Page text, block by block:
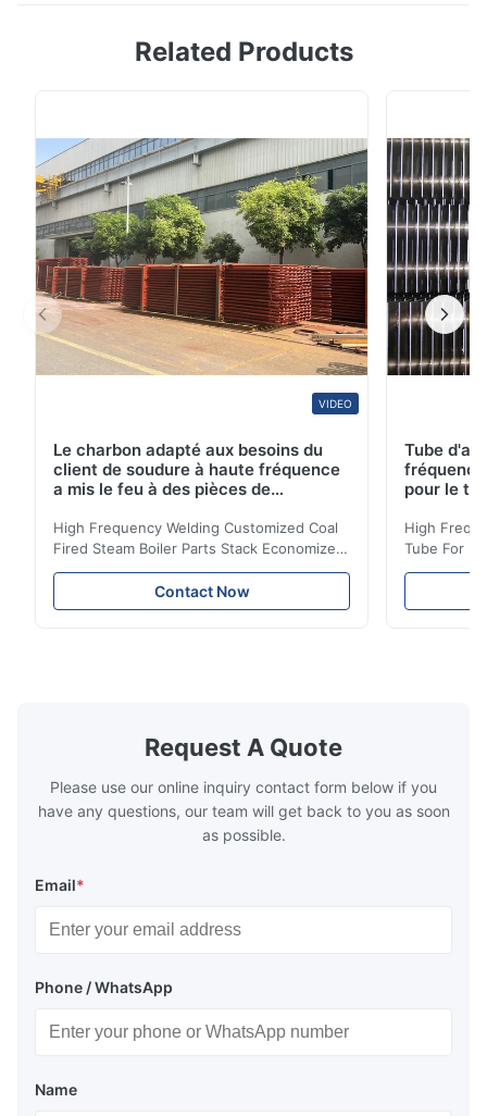
au carbone de catégorie d'ASTM A 179 Lancement de
chimique, médical, nourriture, industrie de lumière,
machines, instrument, inclut la ...
Related Products
VIDEO
Le charbon adapté aux besoins du
client de soudure à haute fréquence
a mis le feu à des pièces de
bobine d'économiseur
High Frequency Welding Customized Coal
Fired Steam Boiler Parts Stack Economizer
Coil Boiler economizer Boiler Economizer is
the energy improving device that helps to
reduce the cost of operation by saving the
boilers is generally in the temperature
range of 200°C – 250°C, so there
Contact Now
Tube
pour le
High
Tube For
reduce the
Request A Quote
Please use our online inquiry contact form below if you
have any questions, our team will get back to you as soon
as possible.
Email*
Phone / WhatsApp
Name